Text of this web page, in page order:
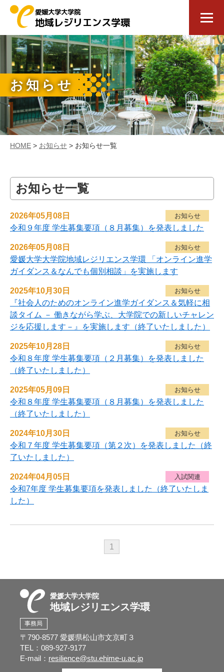
愛媛大学大学院
地域レジリエンス学環
お知らせ
HOME > お知らせ > お知らせ一覧
お知らせ一覧
2026年05月08日 お知らせ
令和９年度 学生募集要項（８月募集）を発表しました
2026年05月08日 お知らせ
愛媛大学大学院地域レジリエンス学環 「オンライン進学
ガイダンス＆なんでも個別相談」を実施します
2025年10月30日 お知らせ
『社会人のためのオンライン進学ガイダンス＆気軽に相
談タイム － 働きながら学ぶ、大学院での新しいチャレン
ジを応援します－』を実施します（終了いたしました）
2025年10月28日 お知らせ
令和８年度 学生募集要項（２月募集）を発表しました
（終了いたしました）
2025年05月09日 お知らせ
令和８年度 学生募集要項（８月募集）を発表しました
（終了いたしました）
2024年10月30日 お知らせ
令和７年度 学生募集要項（第２次）を発表しました（終
了いたしました）
2024年04月05日 入試関連
令和7年度 学生募集要項を発表しました（終了いたしま
した）
1
愛媛大学大学院
地域レジリエンス学環
事務局
〒790-8577 愛媛県松山市文京町３
TEL：089-927-9177
E-mail： resilience@stu.ehime-u.ac.jp